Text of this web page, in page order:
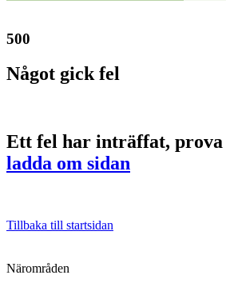
500
Något gick fel
Ett fel har inträffat, prova
ladda om sidan
Tillbaka till startsidan
Närområden